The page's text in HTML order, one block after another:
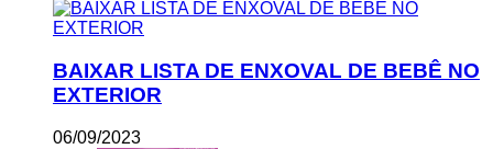
BAIXAR LISTA DE ENXOVAL DE BEBÊ NO
EXTERIOR
06/09/2023